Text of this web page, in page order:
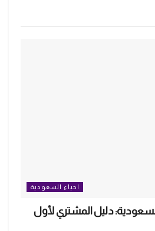
احياء السعودية
دليل المشتري لأول